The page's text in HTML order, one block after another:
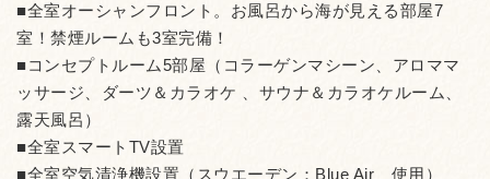
■全室オーシャンフロント。お風呂から海が見える部屋7
室！禁煙ルームも3室完備！
■コンセプトルーム5部屋（コラーゲンマシーン、アロママ
ッサージ、ダーツ＆カラオケ 、サウナ＆カラオケルーム、
露天風呂）
■全室スマートTV設置
■全室空気清浄機設置（スウエーデン：Blue Air 使用）